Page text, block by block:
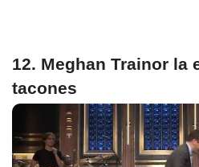
12. Meghan Trainor la
tacones